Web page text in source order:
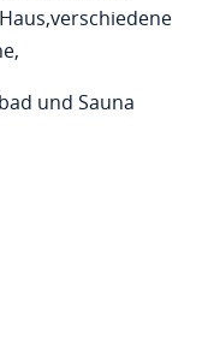
und Sauna